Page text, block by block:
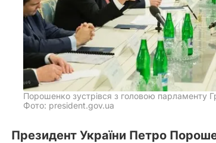
Порошенко зустрівся з головою парламенту
Фото: president.gov.ua
Президент України Петро